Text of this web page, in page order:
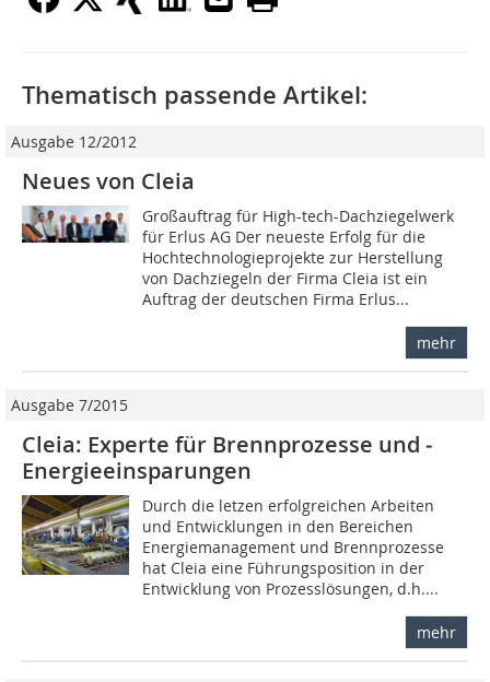
Thematisch passende Artikel:
Ausgabe 12/2012
Neues von Cleia
Großauftrag für High-tech-Dachziegelwerk
für Erlus AG Der neueste Erfolg für die
Hochtechnologieprojekte zur Herstellung
von Dachziegeln der Firma Cleia ist ein
Auftrag der deutschen Firma Erlus...
mehr
Ausgabe 7/2015
Cleia: Experte für Brennprozesse und ­
Energie­einsparungen
Durch die letzen erfolgreichen Arbeiten
und Entwicklungen in den Bereichen
Energiemanagement und Brennprozesse
hat Cleia eine Führungsposition in der
Entwicklung von Prozesslösungen, d.h....
mehr